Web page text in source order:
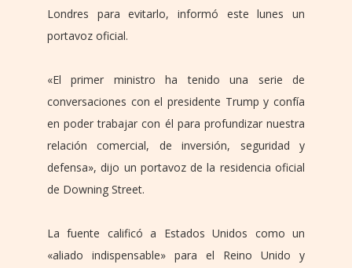
Londres para evitarlo, informó este lunes un
portavoz oficial.
«El primer ministro ha tenido una serie de
conversaciones con el presidente Trump y confía
en poder trabajar con él para profundizar nuestra
relación comercial, de inversión, seguridad y
defensa», dijo un portavoz de la residencia oficial
de Downing Street.
La fuente calificó a Estados Unidos como un
«aliado indispensable» para el Reino Unido y